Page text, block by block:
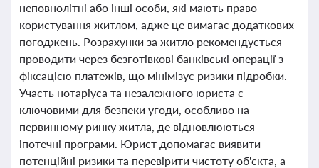
неповнолітні або інші особи, які мають право
користування житлом, адже це вимагає додаткових
погоджень. Розрахунки за житло рекомендується
проводити через безготівкові банківські операції з
фіксацією платежів, що мінімізує ризики підробки.
Участь нотаріуса та незалежного юриста є
ключовими для безпеки угоди, особливо на
первинному ринку житла, де відновлюються
іпотечні програми. Юрист допомагає виявити
потенційні ризики та перевірити чистоту об'єкта, а